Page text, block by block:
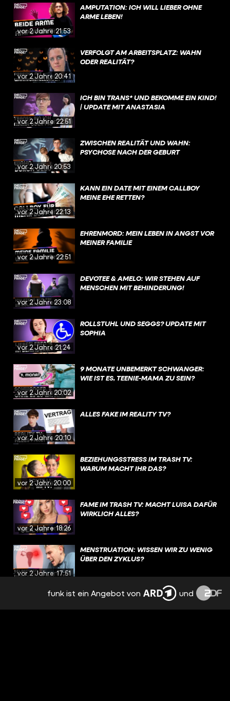
vor 2 Jahren21:53
AMPUTATION: ICH WILL LIEBER OHNE
ARME LEBEN!
vor 2 Jahren20:41
VERFOLGT AM ARBEITSPLATZ: WAHN
ODER REALITÄT?
vor 2 Jahren22:51
ICH BIN TRANS* UND BEKOMME EIN KIND!
| UPDATE MIT ANASTASIA
vor 2 Jahren20:53
ZWISCHEN REALITÄT UND WAHN:
PSYCHOSE NACH DER GEBURT
vor 2 Jahren22:13
KANN EIN DATE MIT EINEM CALLBOY
MEINE EHE RETTEN?
vor 2 Jahren22:51
EHRENMORD: MEIN LEBEN IN ANGST VOR
MEINER FAMILIE
vor 2 Jahren23:08
DEVOTEE & AMELO: WIR STEHEN AUF
MENSCHEN MIT BEHINDERUNG!
vor 2 Jahren21:24
ROLLSTUHL UND SEGGS? UPDATE MIT
SOPHIA
vor 2 Jahren20:02
9 MONATE UNBEMERKT SCHWANGER:
WIE IST ES, TEENIE-MAMA ZU SEIN?
vor 2 Jahren20:10
ALLES FAKE IM REALITY TV?
vor 2 Jahren20:00
BEZIEHUNGSSTRESS IM TRASH TV:
WARUM MACHT IHR DAS?
vor 2 Jahren18:26
FAME IM TRASH TV: MACHT LUISA DAFÜR
WIRKLICH ALLES?
vor 2 Jahren17:51
MENSTRUATION: WISSEN WIR ZU WENIG
ÜBER DEN ZYKLUS?
EMOTIONEN, TRENNUNG,
NERVENZUSAMMENBRUCH: PMS
funk ist ein Angebot von und